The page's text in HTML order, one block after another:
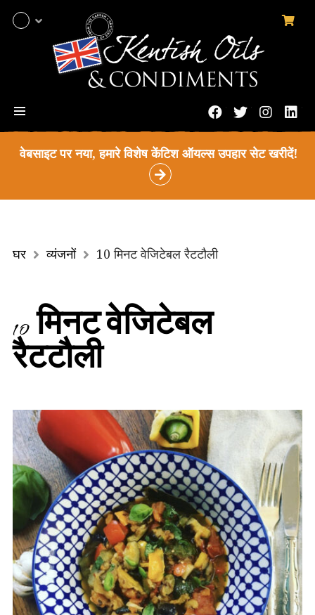
हिन्दी;
फेसबुक ट्विटर
मेन्यू
वेबसाइट पर नया, हमारे विशेष केंटिश ऑयल्स उपहार सेट खरीदें!
घर व्यंजनों 10 मिनट वेजिटेबल रैटटौली
10 मिनट वेजिटेबल
रैटटौली